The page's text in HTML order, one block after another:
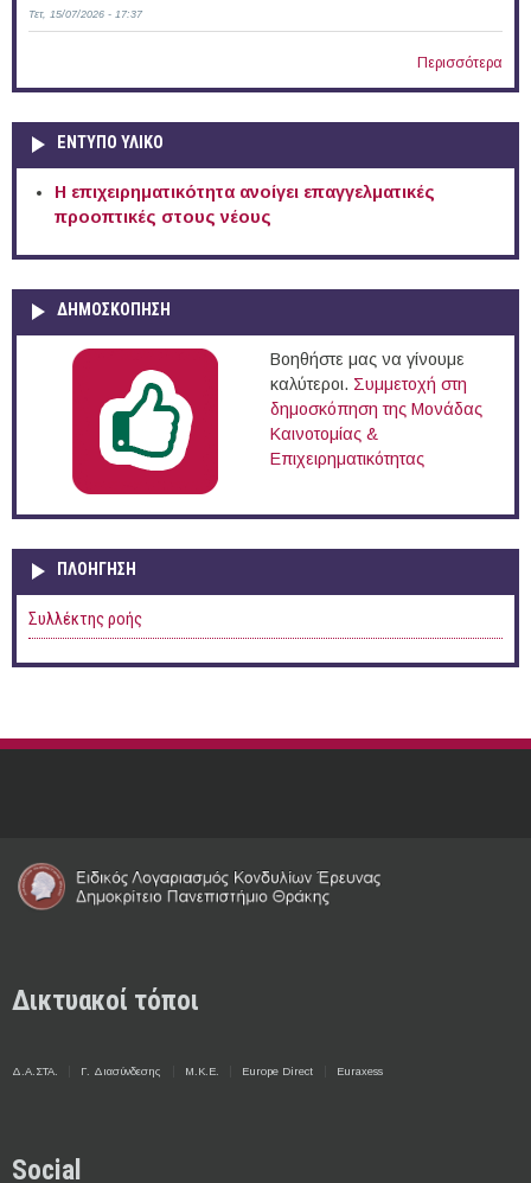
Τετ, 15/07/2026 - 17:37
Περισσότερα
ΕΝΤΥΠΟ ΥΛΙΚΟ
Η επιχειρηματικότητα ανοίγει επαγγελματικές
προοπτικές στους νέους
ΔΗΜΟΣΚΟΠΗΣΗ
Βοηθήστε μας να γίνουμε
καλύτεροι. Συμμετοχή στη
δημοσκόπηση της Μονάδας
Καινοτομίας &
Επιχειρηματικότητας
ΠΛΟΉΓΗΣΗ
Συλλέκτης ροής
Δικτυακοί τόποι
Δ.Α.ΣΤΑ. Γ. Διασύνδεσης Μ.Κ.Ε. Europe Direct Euraxess
Social